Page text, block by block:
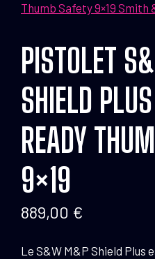
PISTOLET
SHIELD
READY
9×19
889,00 €
Le S&W M&P Shield Plus